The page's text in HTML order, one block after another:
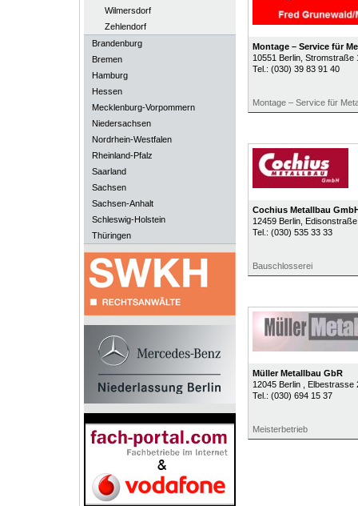
Wilmersdorf
Zehlendorf
Brandenburg
Bremen
Hamburg
Hessen
Mecklenburg-Vorpommern
Niedersachsen
Nordrhein-Westfalen
Rheinland-Pfalz
Saarland
Sachsen
Sachsen-Anhalt
Schleswig-Holstein
Thüringen
Montage – Service für
10551 Berlin, Stromstraße
Tel.: (030) 39 83 91 40
Montage – Service für
Cochius Metallbau
12459 Berlin, Edisonstraße
Tel.: (030) 535 33 33
Bauschlosserei
Müller Metallbau GbR
12045 Berlin
, Elbestrasse
Tel.: (030) 694 15 37
Meisterbetrieb